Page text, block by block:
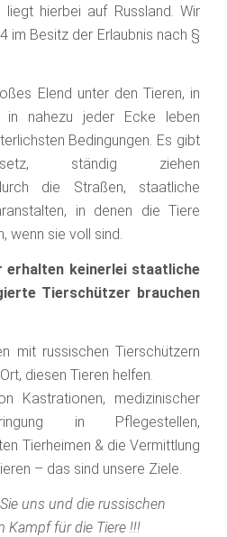
liegt hierbei auf Russland. Wir
im Besitz der Erlaubnis nach §
Elend unter den Tieren, in
in nahezu jeder Ecke leben
Bedingungen. Es gibt
ständig ziehen
die Straßen, staatliche
in denen die Tiere
wenn sie voll sind.
erhalten keinerlei staatliche
Tierschützer brauchen
mit russischen Tierschützern
diesen Tieren helfen.
Kastrationen, medizinischer
in Pflegestellen,
Tierheimen & die Vermittlung
– das sind unsere Ziele.
uns und die russischen
Kampf für die Tiere !!!